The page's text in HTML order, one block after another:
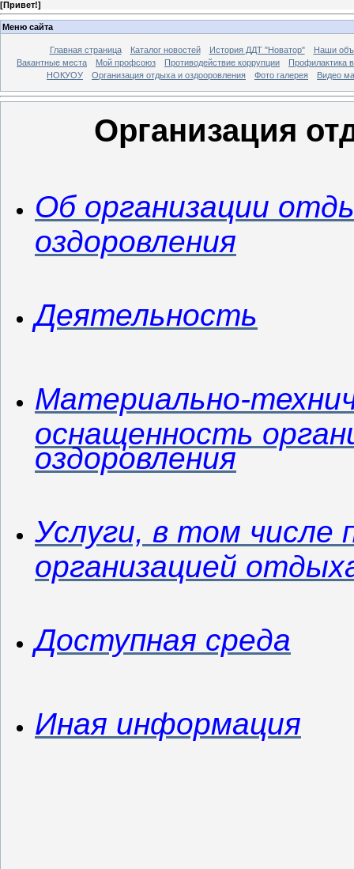
[Привет!]
Меню сайта
Главная страница Каталог новостей История ДДТ "Новатор"
Наши
Вакантные места
Мой профсоюз Противодействие коррупции
Профилактика
НОКУОУ
Организация отдыха и оздооровления Фото галерея Видео
Организация
Об организации
оздоровления
Деятельность
Материально-
оснащенность
оздоровления
Услуги, в том
организацией
Доступная среда
Иная информация